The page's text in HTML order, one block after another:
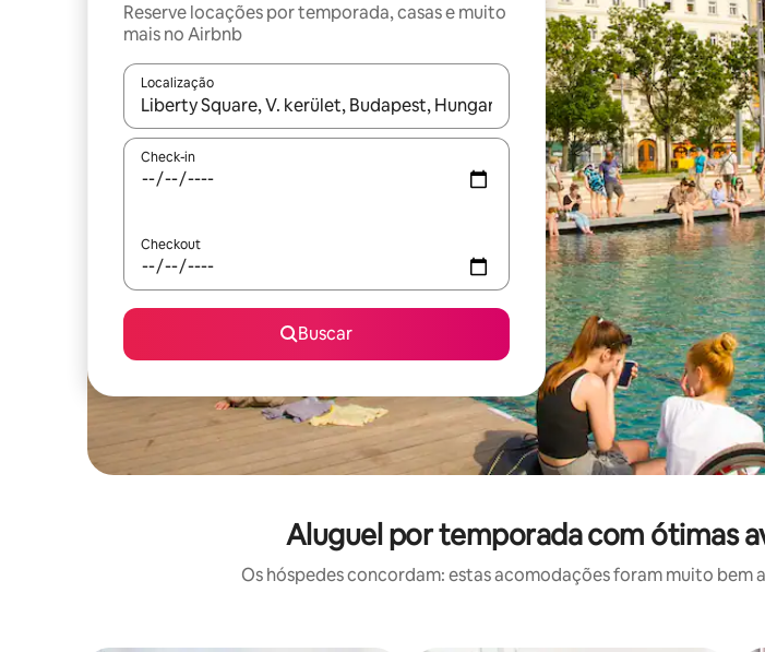
Reserve locações por temporada, casas e muito
mais no Airbnb
Localização
Quando os resultados estiverem disponíveis, explore-os usando as seta para cima e
Check-in
Checkout
Buscar
Aluguel por temporada com ótimas
Os hóspedes concordam: estas acomodações foram muito